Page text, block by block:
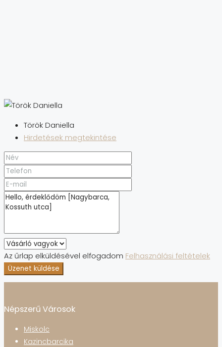
Török Daniella
Hirdetések megtekintése
Az űrlap elküldésével elfogadom Felhasználási feltételek
Üzenet küldése
Népszerű Városok
Miskolc
Kazincbarcika